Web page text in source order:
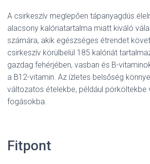
A csirkeszív meglepően tápanyagdús
alacsony kalóriatartalma miatt kiváló
számára, akik egészséges étrendet
csirkeszív körülbelül 185 kalóriát
gazdag fehérjében, vasban és B-
a B12-vitamin. Az ízletes belsőség
változatos ételekbe, például pörköltekbe
fogásokba.
Fitpont